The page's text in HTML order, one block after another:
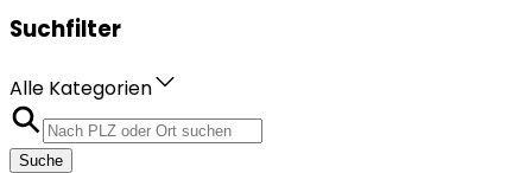
Suchfilter
Alle Kategorien
Suche